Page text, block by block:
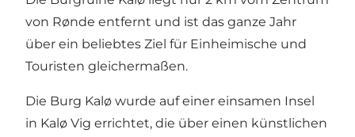
von Rønde entfernt und ist das ganze Jahr
über ein beliebtes Ziel für Einheimische und
Touristen gleichermaßen.
Die Burg Kalø wurde auf einer einsamen Insel
in Kalø Vig errichtet, die über einen künstlichen